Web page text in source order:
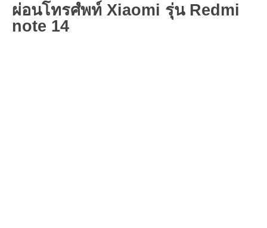
ผ่อนโทรศํพท์ Xiaomi รุ่น Redmi
note 14